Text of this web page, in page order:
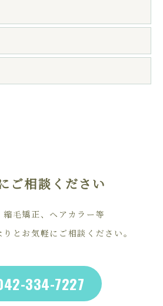
ご相談ください
縮毛矯正、ヘアカラー等
とお気軽にご相談ください。
334-7227